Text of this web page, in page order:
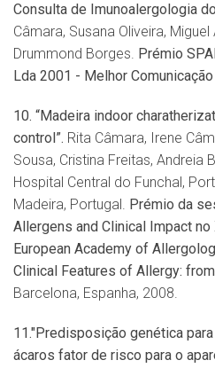
Consulta de Imunoalergologia do
Câmara, Susana Oliveira,
Drummond Borges. Prémio
Lda 2001 - Melhor
10. “Madeira indoor
control”. Rita Câmara, Irene
Sousa, Cristina Freitas, Andreia
Hospital Central do Funchal,
Madeira, Portugal. Prémio da
Allergens and Clinical Impact
European Academy of
Clinical Features of Allergy:
Barcelona, Espanha, 2008.
11."Predisposição genética
ácaros fator de risco para o